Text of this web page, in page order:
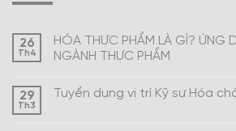
26
Th4
HÓA THỰC PHẨM LÀ GÌ? ỨNG
NGÀNH THỰC PHẨM
29
Th3
Tuyển dụng vị trí Kỹ sư Hóa